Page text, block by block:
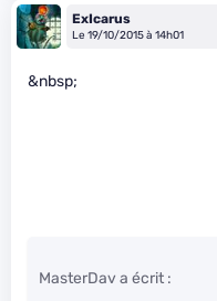
ExIcarus
Le 19/10/2015 à 14h01
&nbsp;
MasterDav a écrit :